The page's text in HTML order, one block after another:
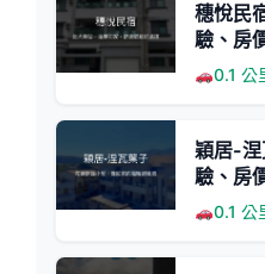
穗悅民
驗、房
火車站
0.1 公
穎居-涅
驗、房
馨放鬆
0.1 公